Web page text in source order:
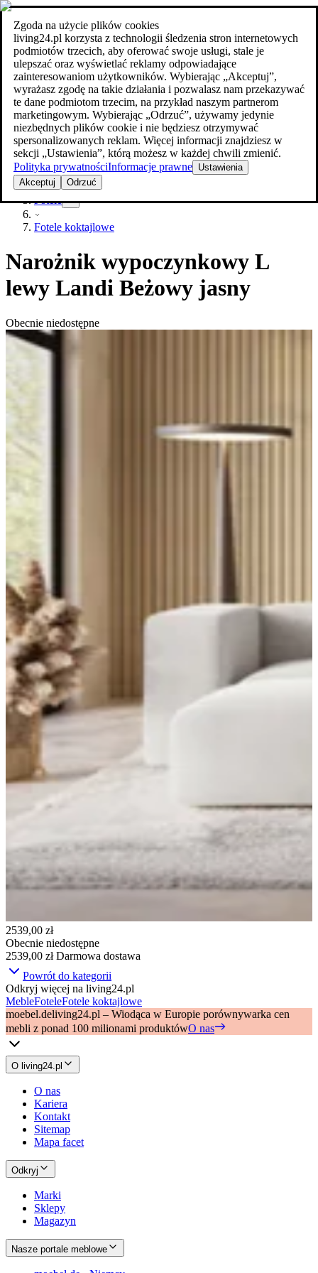
Zgoda na użycie plików cookies
living24.pl korzysta z technologii śledzenia stron internetowych
podmiotów trzecich, aby oferować swoje usługi, stale je
ulepszać oraz wyświetlać reklamy odpowiadające
zainteresowaniom użytkowników. Wybierając „Akceptuj”,
wyrażasz zgodę na takie działania i pozwalasz nam przekazywać
te dane podmiotom trzecim, na przykład naszym partnerom
marketingowym. Wybierając „Odrzuć”, używamy jedynie
niezbędnych plików cookie i nie będziesz otrzymywać
spersonalizowanych reklam. Więcej informacji znajdziesz w
sekcji „Ustawienia”, którą możesz w każdej chwili zmienić.
Polityka prywatnościInformacje prawne Ustawienia
Akceptuj
Odrzuć
Szukaj
meble w najlepszej ceniemeble w najlepszej cenie
Meble
Fotele
Fotele koktajlowe
Narożnik wypoczynkowy L
lewy Landi Beżowy jasny
Obecnie niedostępne
2539,00 zł
Obecnie niedostępne
2539,00 złDarmowa dostawa
Powrót do kategorii
Odkryj więcej na living24.pl
MebleFoteleFotele koktajlowe
moebel.deliving24.pl – Wiodąca w Europie porównywarka cen
mebli z ponad 100 milionami produktówO nas
O living24.pl
O nas
Kariera
Kontakt
Sitemap
Mapa facet
Odkryj
Marki
Sklepy
Magazyn
Nasze portale meblowe